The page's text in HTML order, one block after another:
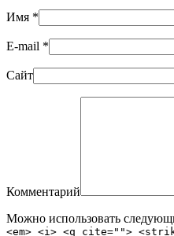
Имя *
E-mail *
Сайт
Комментарий
Можно использовать
<em> <i> <q cite="">